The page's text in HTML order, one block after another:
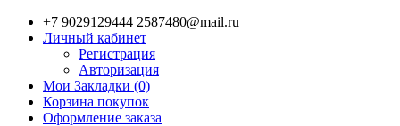
+7 9029129444 2587480@mail.ru
Личный кабинет
Регистрация
Авторизация
Мои Закладки (0)
Корзина покупок
Оформление заказа